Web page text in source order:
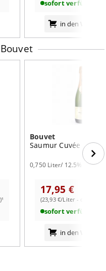
sofort verfügbar
in den
Bouvet
Saumur Cuvée
0,750 Liter/ 12.5% vol
17,95 €
(23,93 €/Liter - ohne
sofort verfügbar
in den